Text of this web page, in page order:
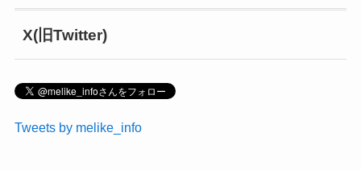
X(旧Twitter)
Tweets by melike_info